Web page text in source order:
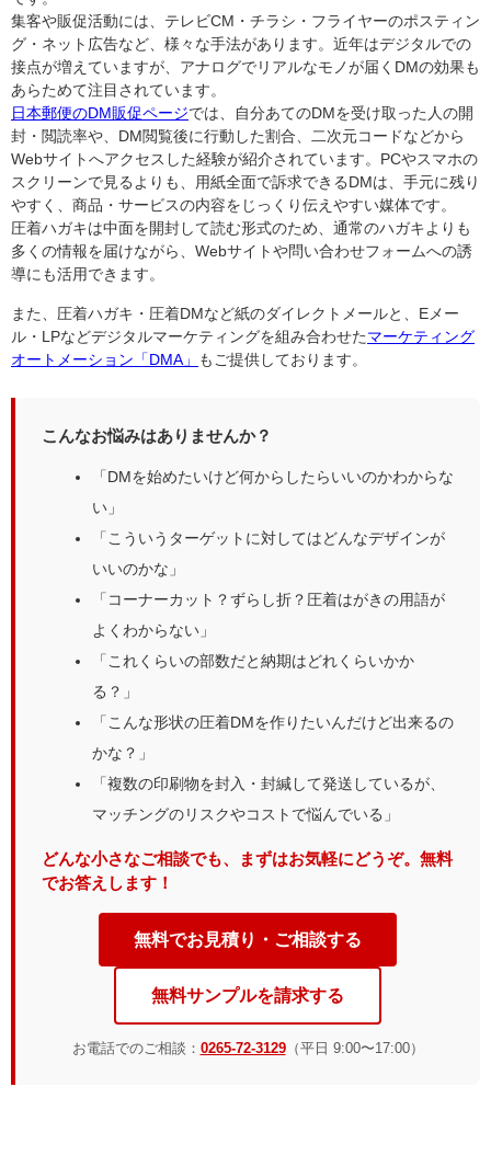
集客や販促活動には、テレビCM・チラシ・フライヤーのポスティン
グ・ネット広告など、様々な手法があります。近年はデジタルでの
接点が増えていますが、アナログでリアルなモノが届くDMの効果も
あらためて注目されています。
日本郵便のDM販促ページでは、自分あてのDMを受け取った人の開
封・閲読率や、DM閲覧後に行動した割合、二次元コードなどから
Webサイトへアクセスした経験が紹介されています。PCやスマホの
スクリーンで見るよりも、用紙全面で訴求できるDMは、手元に残り
やすく、商品・サービスの内容をじっくり伝えやすい媒体です。
圧着ハガキは中面を開封して読む形式のため、通常のハガキよりも
多くの情報を届けながら、Webサイトや問い合わせフォームへの誘
導にも活用できます。
また、圧着ハガキ・圧着DMなど紙のダイレクトメールと、Eメー
ル・LPなどデジタルマーケティングを組み合わせたマーケティング
オートメーション「DMA」
もご提供しております。
こんなお悩みはありませんか？
「DMを始めたいけど何からしたらいいのかわからな
い」
「こういうターゲットに対してはどんなデザインが
いいのかな」
「コーナーカット？ずらし折？圧着はがきの用語が
よくわからない」
「これくらいの部数だと納期はどれくらいかか
る？」
「こんな形状の圧着DMを作りたいんだけど出来るの
かな？」
「複数の印刷物を封入・封緘して発送しているが、
マッチングのリスクやコストで悩んでいる」
どんな小さなご相談でも、まずはお気軽にどうぞ。無料
でお答えします！
無料でお見積り・ご相談する
無料サンプルを請求する
お電話でのご相談： 0265-72-3129（平日 9:00〜17:00）